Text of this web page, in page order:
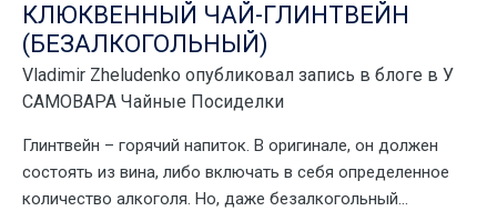
КЛЮКВЕННЫЙ ЧАЙ-ГЛИНТВЕЙН
(БЕЗАЛКОГОЛЬНЫЙ)
Vladimir Zheludenko опубликовал запись в блоге в У
САМОВАРА Чайные Посиделки
Глинтвейн – горячий напиток. В оригинале, он должен
состоять из вина, либо включать в себя определенное
количество алкоголя. Но, даже безалкогольный...